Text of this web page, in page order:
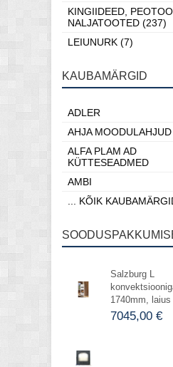
KINGIIDEED,
NALJATOOTED (237)
LEIUNURK (7)
KAUBAMÄRGID
ADLER
AHJA MOODULAHJUD
ALFA PLAM AD
KÜTTESEADMED
AMBI
... KÕIK
Salzburg L
1740mm,
7045,00 €